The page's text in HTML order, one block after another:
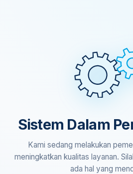
Sistem Dalam
Kami sedang melakukan
meningkatkan kualitas layanan.
ada hal yang